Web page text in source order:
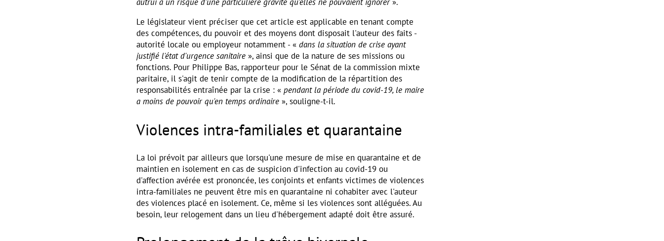
Le législateur vient préciser que cet article est applicable en tenant compte
des compétences, du pouvoir et des moyens dont disposait l'auteur des faits -
autorité locale ou employeur notamment - « dans la situation de crise ayant
justifié l'état d'urgence sanitaire », ainsi que de la nature de ses missions ou
fonctions. Pour Philippe Bas, rapporteur pour le Sénat de la commission mixte
paritaire, il s'agit de tenir compte de la modification de la répartition des
responsabilités entraînée par la crise : « pendant la période du covid-19, le maire
a moins de pouvoir qu'en temps ordinaire », souligne-t-il.
Violences intra-familiales et quarantaine
La loi prévoit par ailleurs que lorsqu'une mesure de mise en quarantaine et de
maintien en isolement en cas de suspicion d'infection au covid-19 ou
d'affection avérée est prononcée, les conjoints et enfants victimes de violences
intra-familiales ne peuvent être mis en quarantaine ni cohabiter avec l'auteur
des violences placé en isolement. Ce, même si les violences sont alléguées. Au
besoin, leur relogement dans un lieu d'hébergement adapté doit être assuré.